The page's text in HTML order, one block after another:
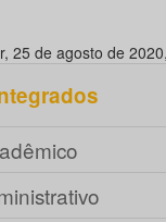
25 de agosto de